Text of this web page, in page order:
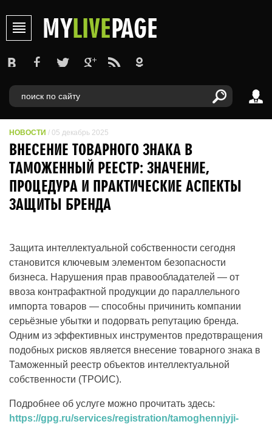
MYLIVEPAGE
НОВОСТИ / 05 декабрь 2025
ВНЕСЕНИЕ ТОВАРНОГО ЗНАКА В
ТАМОЖЕННЫЙ РЕЕСТР: ЗНАЧЕНИЕ,
ПРОЦЕДУРА И ПРАКТИЧЕСКИЕ АСПЕКТЫ
ЗАЩИТЫ БРЕНДА
Защита интеллектуальной собственности сегодня
становится ключевым элементом безопасности
бизнеса. Нарушения прав правообладателей — от
ввоза контрафактной продукции до параллельного
импорта товаров — способны причинить компании
серьёзные убытки и подорвать репутацию бренда.
Одним из эффективных инструментов предотвращения
подобных рисков является внесение товарного знака в
Таможенный реестр объектов интеллектуальной
собственности (ТРОИС).
Подробнее об услуге можно прочитать здесь:
https://gpg.ru/services/registration/tamoghennjyji-